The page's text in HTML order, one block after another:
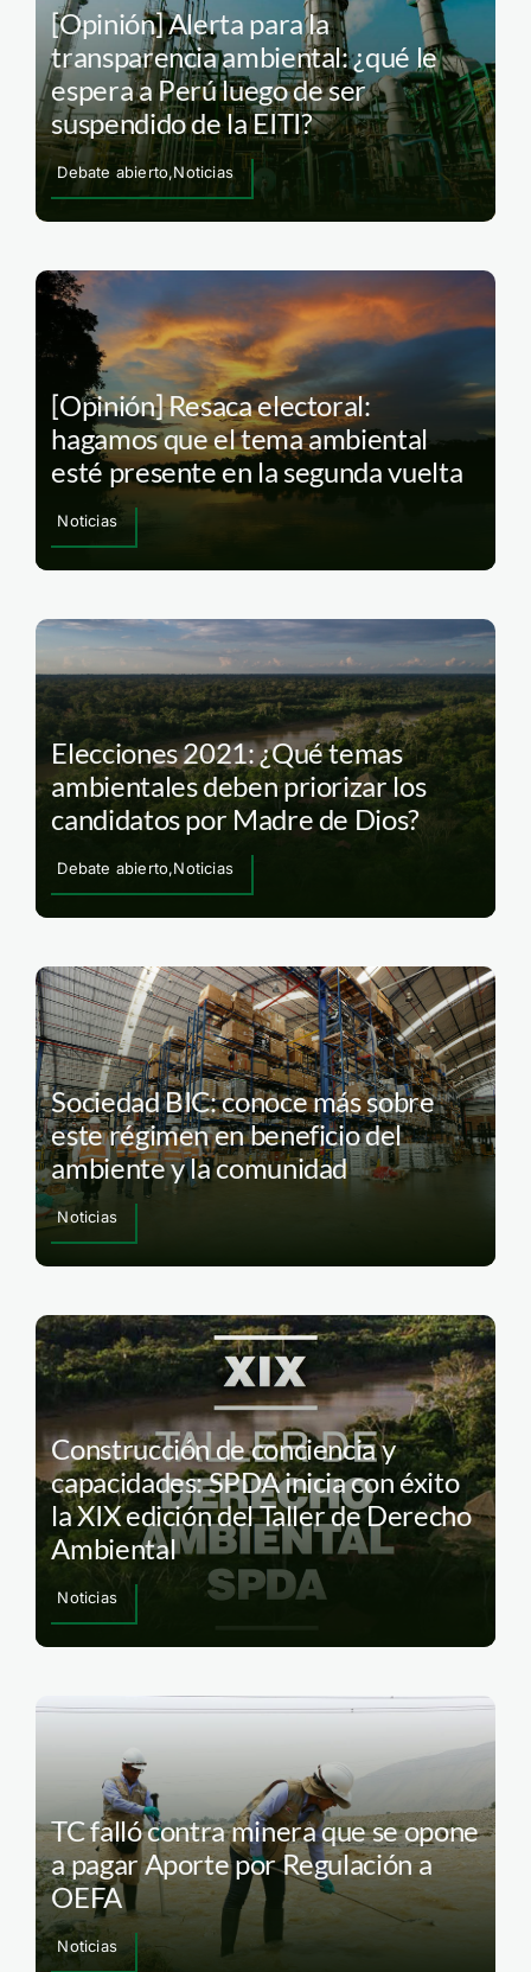
[Opinión] Alerta para la
transparencia ambiental: ¿qué le
espera a Perú luego de ser
suspendido de la EITI?
Debate abierto,Noticias
[Opinión] Resaca electoral:
hagamos que el tema ambiental
esté presente en la segunda vuelta
Noticias
Elecciones 2021: ¿Qué temas
ambientales deben priorizar los
candidatos por Madre de Dios?
Debate abierto,Noticias
Sociedad BIC: conoce más sobre
este régimen en beneficio del
ambiente y la comunidad
Noticias
Construcción de conciencia y
capacidades: SPDA inicia con éxito
la XIX edición del Taller de Derecho
Ambiental
Noticias
TC falló contra minera que se opone
a pagar Aporte por Regulación a
OEFA
Noticias